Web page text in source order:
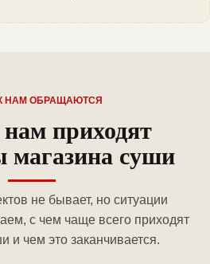
НАМ ОБРАЩАЮТСЯ
приходят
магазина суши
не бывает, но ситуации
с чем чаще всего приходят
и чем это заканчивается.